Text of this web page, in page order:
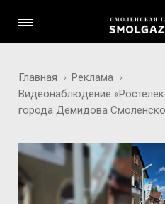
Главная
Реклама
Видеонаблюдение
города Демидова